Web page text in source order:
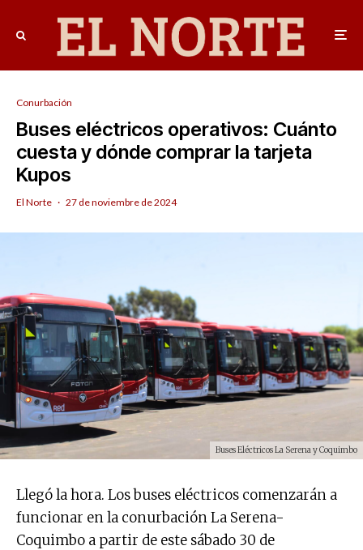
Conurbación
Buses eléctricos operativos: Cuánto
cuesta y dónde comprar la tarjeta
Kupos
El Norte · 27 de noviembre de 2024
Buses Eléctricos La Serena y Coquimbo
Llegó la hora. Los buses eléctricos comenzarán a
funcionar en la conurbación La Serena-
Coquimbo a partir de este sábado 30 de